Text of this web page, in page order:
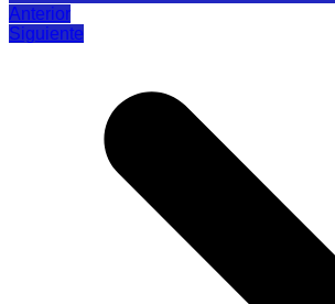
Anterior
Siguiente